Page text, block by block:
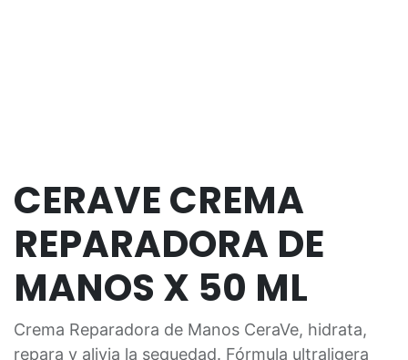
CERAVE CREMA
REPARADORA DE
MANOS X 50 ML
Crema Reparadora de Manos CeraVe, hidrata,
repara y alivia la sequedad. Fórmula ultraligera